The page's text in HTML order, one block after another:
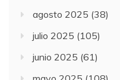
agosto 2025 (38)
julio 2025 (105)
junio 2025 (61)